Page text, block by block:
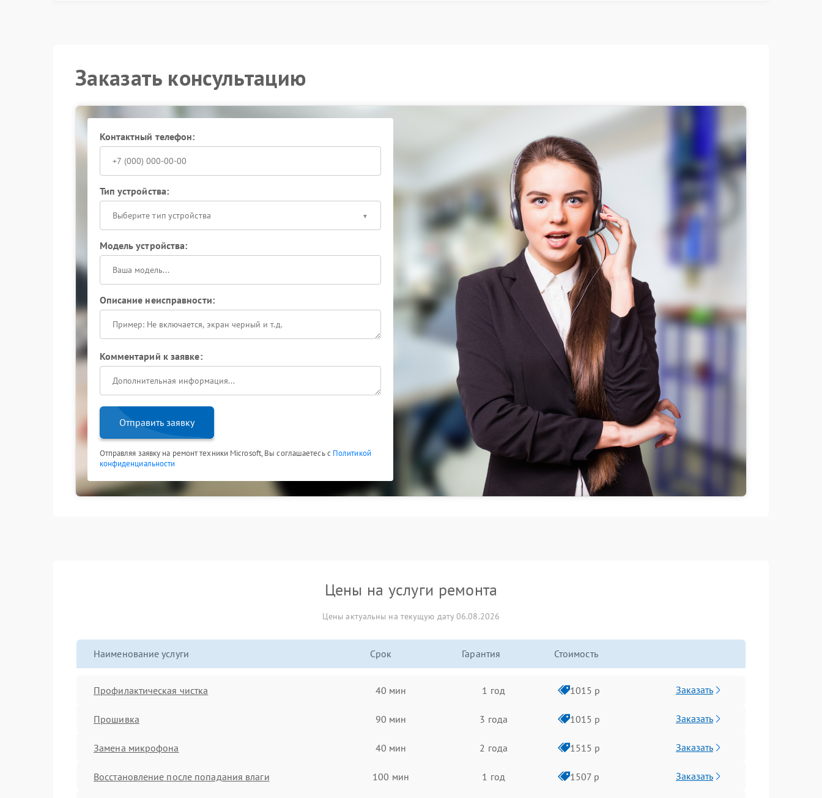
Заказать консультацию
Контактный телефон:
Тип устройства:
Выберите тип устройства
Модель устройства:
Описание неисправности:
Комментарий к заявке:
Отправить заявку
Отправляя заявку на ремонт техники Microsoft, Вы соглашаетесь с Политикой
конфиденциальности
Цены на услуги ремонта
Цены актуальны на текущую дату 06.08.2026
Наименование услуги Срок Гарантия Стоимость
Профилактическая чистка 40 мин 1 год 1015 р Заказать
Прошивка 90 мин 3 года 1015 р Заказать
Замена микрофона 40 мин 2 года 1515 р Заказать
Восстановление после попадания влаги 100 мин 1 год 1507 р Заказать